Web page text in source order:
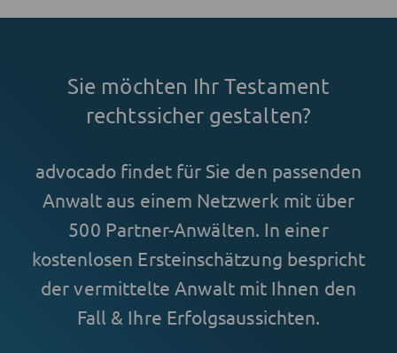
Sie möchten Ihr Testament
rechtssicher gestalten?
advocado findet für Sie den passenden
Anwalt aus einem Netzwerk mit über
500 Partner-Anwälten. In einer
kostenlosen Ersteinschätzung bespricht
der vermittelte Anwalt mit Ihnen den
Fall & Ihre Erfolgsaussichten.